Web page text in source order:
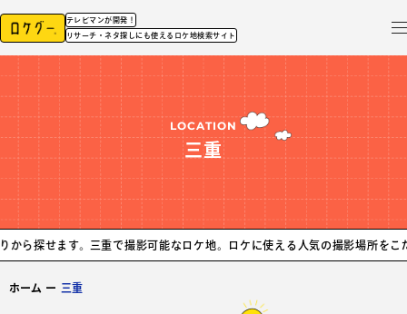
テレビマンが開発！
リサーチ・ネタ探しにも使えるロケ地検索サイト
LOCATION
三重
せます。三重で撮影可能なロケ地。ロケに使える人気の撮影場所をこだわり
ホーム ー 三重